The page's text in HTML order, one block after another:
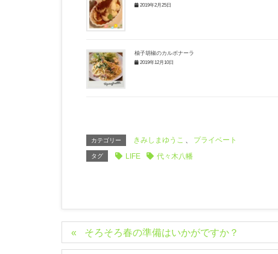
2019年2月25日
柚子胡椒のカルボナーラ
2019年12月10日
カテゴリー きみしまゆうこ 、 プライベート
タグ LIFE 代々木八幡
そろそろ春の準備はいかがですか？